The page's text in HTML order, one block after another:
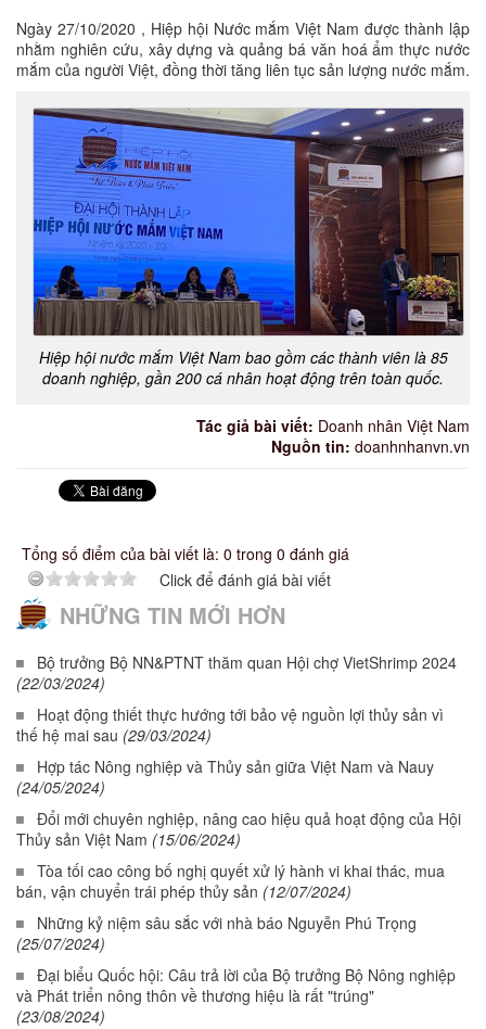
Ngày 27/10/2020 , Hiệp hội Nước mắm Việt Nam được thành lập
nhằm nghiên cứu, xây dựng và quảng bá văn hoá ẩm thực nước
mắm của người Việt, đồng thời tăng liên tục sản lượng nước mắm.
Hiệp hội nước mắm Việt Nam bao gồm các thành viên là 85
doanh nghiệp, gần 200 cá nhân hoạt động trên toàn quốc.
Tác giả bài viết: Doanh nhân Việt Nam
Nguồn tin: doanhnhanvn.vn
Tổng số điểm của bài viết là: 0 trong 0 đánh giá
Click để đánh giá bài viết
NHỮNG TIN MỚI HƠN
Bộ trưởng Bộ NN&PTNT thăm quan Hội chợ VietShrimp 2024
(22/03/2024)
Hoạt động thiết thực hướng tới bảo vệ nguồn lợi thủy sản vì
thế hệ mai sau (29/03/2024)
Hợp tác Nông nghiệp và Thủy sản giữa Việt Nam và Nauy
(24/05/2024)
Đổi mới chuyên nghiệp, nâng cao hiệu quả hoạt động của Hội
Thủy sản Việt Nam (15/06/2024)
Tòa tối cao công bố nghị quyết xử lý hành vi khai thác, mua
bán, vận chuyển trái phép thủy sản (12/07/2024)
Những kỷ niệm sâu sắc với nhà báo Nguyễn Phú Trọng
(25/07/2024)
Đại biểu Quốc hội: Câu trả lời của Bộ trưởng Bộ Nông nghiệp
và Phát triển nông thôn về thương hiệu là rất "trúng"
(23/08/2024)